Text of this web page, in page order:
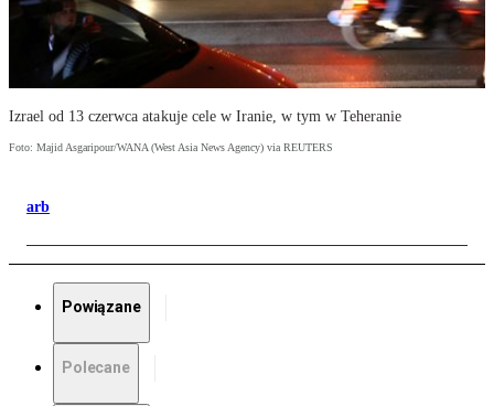
Izrael od 13 czerwca atakuje cele w Iranie, w tym w Teheranie
Foto: Majid Asgaripour/WANA (West Asia News Agency) via REUTERS
arb
Powiązane
Polecane